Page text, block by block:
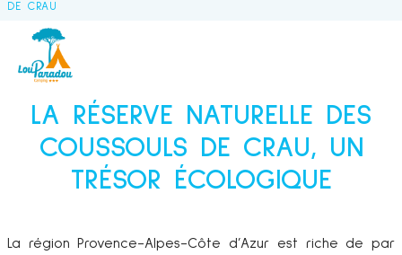
DE CRAU
LA RÉSERVE NATURELLE DES
COUSSOULS DE CRAU, UN
TRÉSOR ÉCOLOGIQUE
La région Provence-Alpes-Côte d’Azur est riche de par